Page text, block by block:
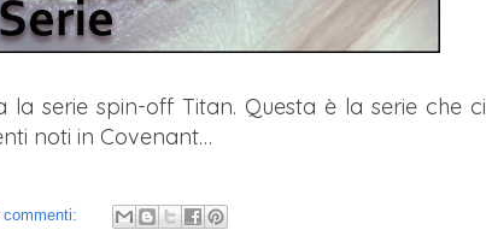
serie spin-off Titan. Questa è la serie che ci
noti in Covenant…
commenti: